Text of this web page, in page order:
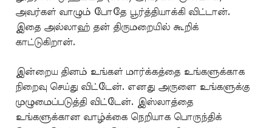
அவர்கள் வாழும் போதே பூர்த்தியாக்கி விட்டான்.
இதை அல்லாஹ் தன் திருமறையில் கூறிக்
காட்டுகிறான்.
இன்றைய தினம் உங்கள் மார்க்கத்தை உங்களுக்காக
நிறைவு செய்து விட்டேன். எனது அருளை உங்களுக்கு
முழுமைப்படுத்தி விட்டேன். இஸ்லாத்தை
உங்களுக்கான வாழ்க்கை நெறியாக பொருந்திக்